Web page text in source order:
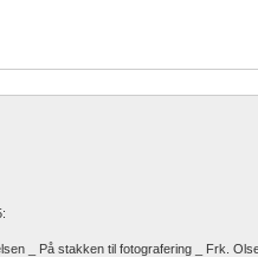
_ På stakken til fotografering _ Frk.